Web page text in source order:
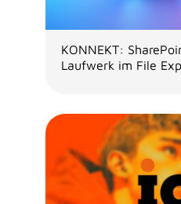
KONNEKT:
Laufwerk im File